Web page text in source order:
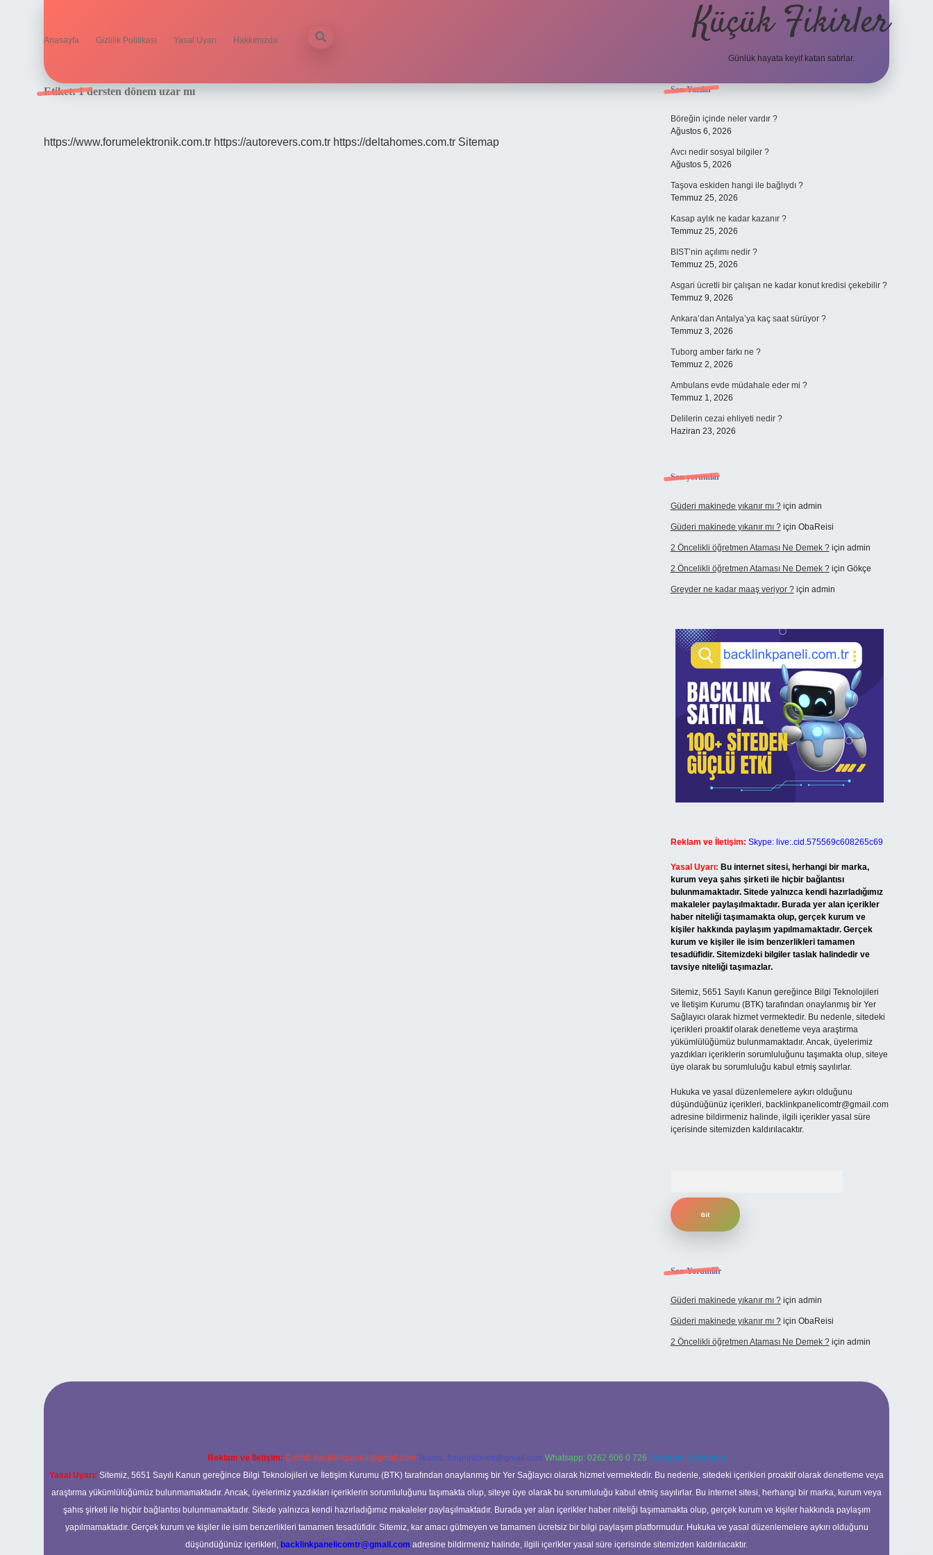
Anasayfa Gizlilik Politikası Yasal Uyarı Hakkımızda Küçük Fikirler
Günlük hayata keyif katan satırlar.
Etiket:1 dersten dönem uzar mı
https://www.forumelektronik.com.tr https://autorevers.com.tr https://deltahomes.com.tr Sitemap
Sidebar
Son Yazılar
Böreğin içinde neler vardır ?
Ağustos 6, 2026
Avcı nedir sosyal bilgiler ?
Ağustos 5, 2026
Taşova eskiden hangi ile bağlıydı ?
Temmuz 25, 2026
Kasap aylık ne kadar kazanır ?
Temmuz 25, 2026
BIST’nin açılımı nedir ?
Temmuz 25, 2026
Asgari ücretli bir çalışan ne kadar konut kredisi çekebilir ?
Temmuz 9, 2026
Ankara’dan Antalya’ya kaç saat sürüyor ?
Temmuz 3, 2026
Tuborg amber farkı ne ?
Temmuz 2, 2026
Ambulans evde müdahale eder mi ?
Temmuz 1, 2026
Delilerin cezai ehliyeti nedir ?
Haziran 23, 2026
Son yorumlar
Güderi makinede yıkanır mı ?için admin
Güderi makinede yıkanır mı ?için ObaReisi
2 Öncelikli öğretmen Ataması Ne Demek ?için admin
2 Öncelikli öğretmen Ataması Ne Demek ?için Gökçe
Greyder ne kadar maaş veriyor ?için admin
Reklam ve İletişim: Skype: live:.cid.575569c608265c69
Yasal Uyarı: Bu internet sitesi, herhangi bir marka,
kurum veya şahıs şirketi ile hiçbir bağlantısı
bulunmamaktadır. Sitede yalnızca kendi hazırladığımız
makaleler paylaşılmaktadır. Burada yer alan içerikler
haber niteliği taşımamakta olup, gerçek kurum ve
kişiler hakkında paylaşım yapılmamaktadır. Gerçek
kurum ve kişiler ile isim benzerlikleri tamamen
tesadüfidir. Sitemizdeki bilgiler taslak halindedir ve
tavsiye niteliği taşımazlar.
Sitemiz, 5651 Sayılı Kanun gereğince Bilgi Teknolojileri
ve İletişim Kurumu (BTK) tarafından onaylanmış bir Yer
Sağlayıcı olarak hizmet vermektedir. Bu nedenle, sitedeki
içerikleri proaktif olarak denetleme veya araştırma
yükümlülüğümüz bulunmamaktadır. Ancak, üyelerimiz
yazdıkları içeriklerin sorumluluğunu taşımakta olup, siteye
üye olarak bu sorumluluğu kabul etmiş sayılırlar.
Hukuka ve yasal düzenlemelere aykırı olduğunu
düşündüğünüz içerikleri, backlinkpanelicomtr@gmail.com
adresine bildirmeniz halinde, ilgili içerikler yasal süre
içerisinde sitemizden kaldırılacaktır.
Son Yorumlar
Güderi makinede yıkanır mı ?için admin
Güderi makinede yıkanır mı ?için ObaReisi
2 Öncelikli öğretmen Ataması Ne Demek ?için admin
Reklam ve İletişim: E-mail: backlinkpaneli@gmail.com Teams: forumhizmeti@gmail.com Whatsapp: 0262 606 0 726 Telegram: @karabul
Yasal Uyarı: Sitemiz, 5651 Sayılı Kanun gereğince Bilgi Teknolojileri ve İletişim Kurumu (BTK) tarafından onaylanmış bir Yer Sağlayıcı olarak hizmet vermektedir. Bu nedenle, sitedeki içerikleri proaktif olarak denetleme veya
araştırma yükümlülüğümüz bulunmamaktadır. Ancak, üyelerimiz yazdıkları içeriklerin sorumluluğunu taşımakta olup, siteye üye olarak bu sorumluluğu kabul etmiş sayılırlar. Bu internet sitesi, herhangi bir marka, kurum veya
şahıs şirketi ile hiçbir bağlantısı bulunmamaktadır. Sitede yalnızca kendi hazırladığımız makaleler paylaşılmaktadır. Burada yer alan içerikler haber niteliği taşımamakta olup, gerçek kurum ve kişiler hakkında paylaşım
yapılmamaktadır. Gerçek kurum ve kişiler ile isim benzerlikleri tamamen tesadüfidir. Sitemiz, kar amacı gütmeyen ve tamamen ücretsiz bir bilgi paylaşım platformudur. Hukuka ve yasal düzenlemelere aykırı olduğunu
düşündüğünüz içerikleri, backlinkpanelicomtr@gmail.com adresine bildirmeniz halinde, ilgili içerikler yasal süre içerisinde sitemizden kaldırılacaktır.